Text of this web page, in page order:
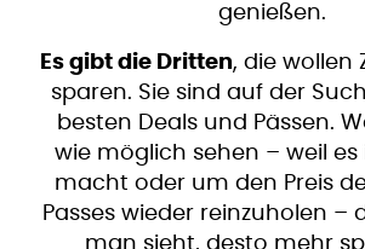
genießen.
Es gibt die Dritten, die wollen
sparen. Sie sind auf der
besten Deals und Pässen.
wie möglich sehen – weil es
macht oder um den Preis
Passes wieder reinzuholen –
man sieht, desto mehr